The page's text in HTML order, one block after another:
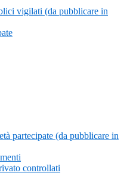
vigilati (da pubblicare in
partecipate (da pubblicare in
controllati